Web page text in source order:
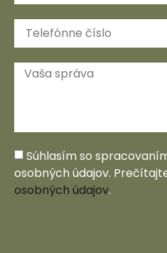
Súhlasím so
osobných údajov.
osobných údajov.